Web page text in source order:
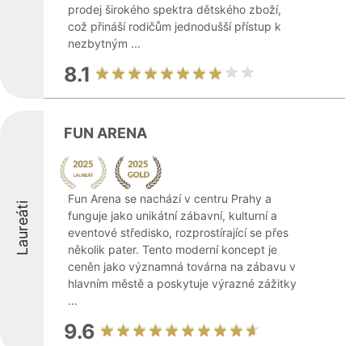
prodej širokého spektra dětského zboží,
což přináší rodičům jednodušší přístup k
nezbytným ...
8.1
Laureáti
FUN ARENA
Fun Arena se nachází v centru Prahy a
funguje jako unikátní zábavní, kulturní a
eventové středisko, rozprostírající se přes
několik pater. Tento moderní koncept je
ceněn jako významná továrna na zábavu v
hlavním městě a poskytuje výrazné zážitky
...
9.6